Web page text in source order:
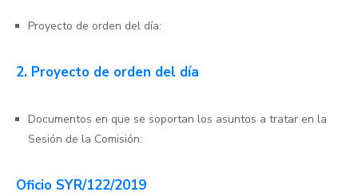
Proyecto de orden del día:
2. Proyecto de orden del día
Documentos en que se soportan los asuntos a tratar en la
Sesión de la Comisión:
Oficio SYR/122/2019